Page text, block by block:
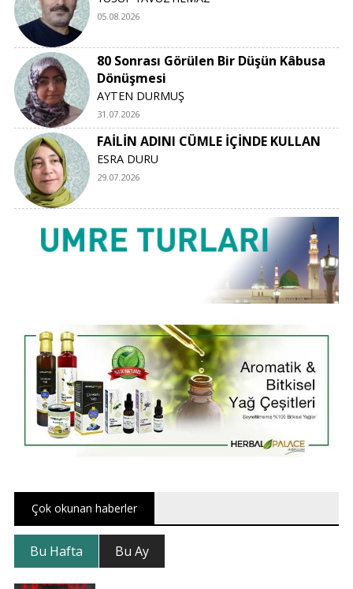
05.08.2026
80 Sonrası Görülen Bir Düşün Kâbusa
Dönüşmesi
AYTEN DURMUŞ
31.07.2026
FAİLİN ADINI CÜMLE İÇİNDE KULLAN
ESRA DURU
29.07.2026
Çok okunan haberler
Bu Hafta Bu Ay